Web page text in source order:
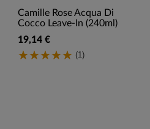
Camille Rose Acqua Di
Cocco Leave-In (240ml)
19,14 €
(1)